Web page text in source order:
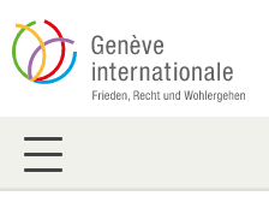
Skip
to
main